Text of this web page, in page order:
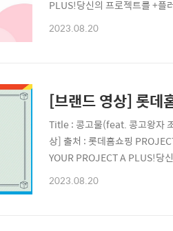
PLUS!당신의 프로젝트를 +
8098-8006 Website |
2023.08.20
[브랜드 영상] 롯데
Title : 콩고물(feat. 콩고왕자
상] 출처 : 롯데홈쇼핑
YOUR PROJECT A PLUS!
작문의]TEL | 070-8098-
2023.08.20